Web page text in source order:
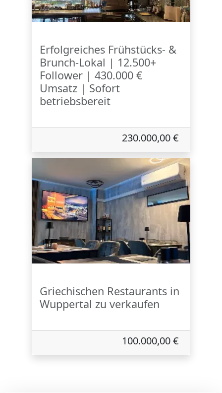
Erfolgreiches Frühstücks- &
Brunch-Lokal | 12.500+
Follower | 430.000 €
Umsatz | Sofort
betriebsbereit
230.000,00 €
Griechischen Restaurants in
Wuppertal zu verkaufen
100.000,00 €